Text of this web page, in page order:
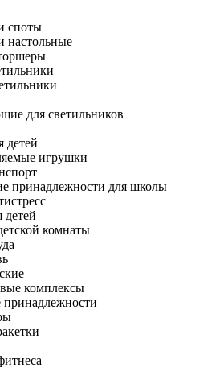
споты
настольные
для светильников
детей
игрушки
принадлежности для школы
детей
комнаты
комплексы